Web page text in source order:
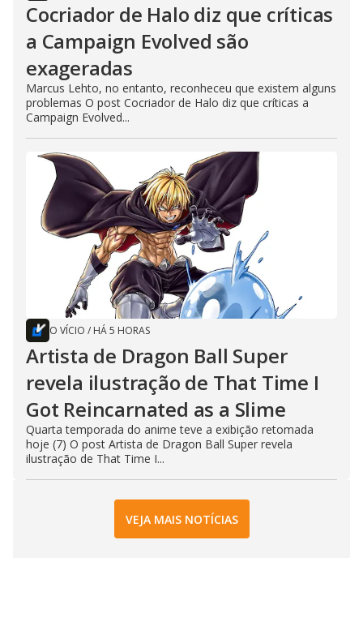
Cocriador de Halo diz que críticas
a Campaign Evolved são
exageradas
Marcus Lehto, no entanto, reconheceu que existem alguns
problemas O post Cocriador de Halo diz que críticas a
Campaign Evolved...
O VÍCIO / HÁ 5 HORAS
Artista de Dragon Ball Super
revela ilustração de That Time I
Got Reincarnated as a Slime
Quarta temporada do anime teve a exibição retomada
hoje (7) O post Artista de Dragon Ball Super revela
ilustração de That Time I...
VEJA MAIS NOTÍCIAS